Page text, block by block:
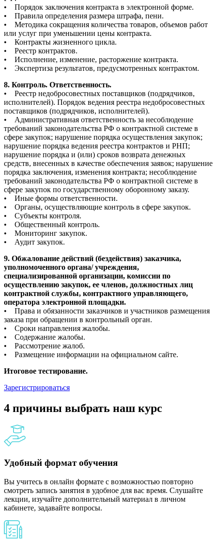
• Порядок заключения контракта в электронной форме.
• Правила определения размера штрафа, пени.
• Методика сокращения количества товаров, объемов работ
или услуг при уменьшении цены контракта.
• Контракты жизненного цикла.
• Реестр контрактов.
• Исполнение, изменение, расторжение контракта.
• Экспертиза результатов, предусмотренных контрактом.
8. Контроль. Ответственность.
• Реестр недобросовестных поставщиков (подрядчиков,
исполнителей). Порядок ведения реестра недобросовестных
поставщиков (подрядчиков, исполнителей).
• Административная ответственность за несоблюдение
требований законодательства РФ о контрактной системе в
сфере закупок; нарушение порядка осуществления закупок;
нарушение порядка ведения реестра контрактов и РНП;
нарушение порядка и (или) сроков возврата денежных
средств, внесенных в качестве обеспечения заявок; нарушение
порядка заключения, изменения контракта; несоблюдение
требований законодательства РФ о контрактной системе в
сфере закупок по государственному оборонному заказу.
• Иные формы ответственности.
• Органы, осуществляющие контроль в сфере закупок.
• Субъекты контроля.
• Общественный контроль.
• Мониторинг закупок.
• Аудит закупок.
9. Обжалование действий (бездействия) заказчика,
уполномоченного органа/ учреждения,
специализированной организации, комиссии по
осуществлению закупок, ее членов, должностных лиц
контрактной службы, контрактного управляющего,
оператора электронной площадки.
• Права и обязанности заказчиков и участников размещения
заказа при обращении в контрольный орган.
• Сроки направления жалобы.
• Содержание жалобы.
• Рассмотрение жалоб.
• Размещение информации на официальном сайте.
Итоговое тестирование.
Зарегистрироваться
4 причины выбрать наш курс
Удобный формат обучения
Вы учитесь в онлайн формате с возможностью повторно
смотреть запись занятия в удобное для вас время. Слушайте
лекции, изучайте дополнительный материал в личном
кабинете, задавайте вопросы.